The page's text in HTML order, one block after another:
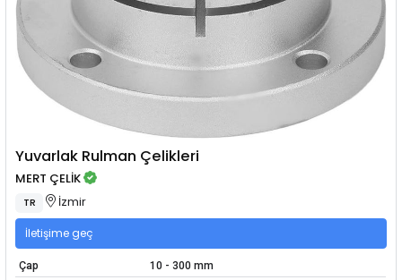
Yuvarlak Rulman Çelikleri
MERT ÇELİK
TR İzmir
İletişime geç
Çap
10 - 300 mm